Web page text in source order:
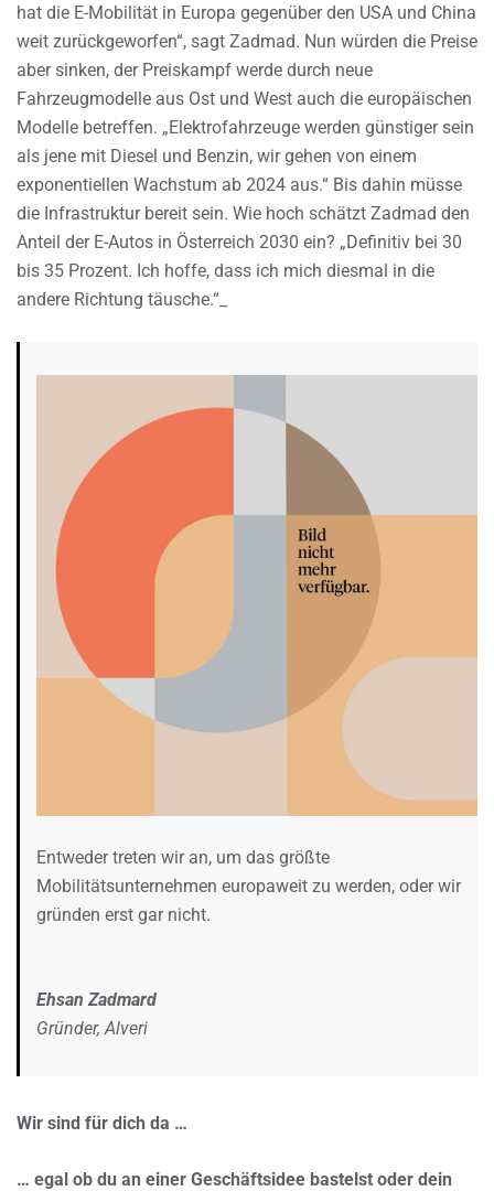
hat die E-Mobilität in Europa gegenüber den USA und China
weit zurückgeworfen“, sagt Zadmad. Nun würden die Preise
aber sinken, der Preiskampf werde durch neue
Fahrzeugmodelle aus Ost und West auch die europäischen
Modelle betreffen. „Elektrofahrzeuge werden günstiger sein
als jene mit Diesel und Benzin, wir gehen von einem
exponentiellen Wachstum ab 2024 aus.“ Bis dahin müsse
die Infrastruktur bereit sein. Wie hoch schätzt Zadmad den
Anteil der E-Autos in Österreich 2030 ein? „Definitiv bei 30
bis 35 Prozent. Ich hoffe, dass ich mich diesmal in die
andere Richtung täusche.“_
Entweder treten wir an, um das größte
Mobilitätsunternehmen europaweit zu werden, oder wir
gründen erst gar nicht.
Ehsan Zadmard
Gründer, Alveri
Wir sind für dich da …
… egal ob du an einer Geschäftsidee bastelst oder dein